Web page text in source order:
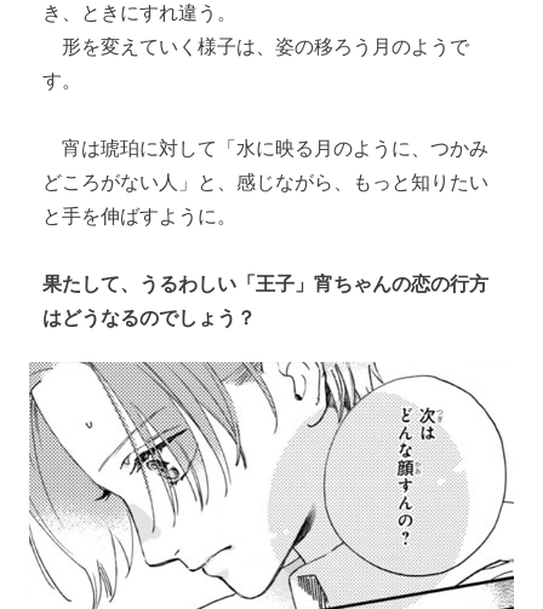
き、ときにすれ違う。
形を変えていく様子は、姿の移ろう月のようで
す。
宵は琥珀に対して「水に映る月のように、つかみ
どころがない人」と、感じながら、もっと知りたい
と手を伸ばすように。
果たして、うるわしい「王子」宵ちゃんの恋の行方
はどうなるのでしょう？